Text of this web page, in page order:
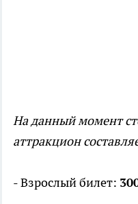
На данный момент
аттракцион
- Взрослый билет: